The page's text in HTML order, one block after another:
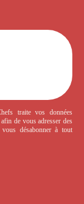
traite vos données
afin de vous adresser des
désabonner à tout